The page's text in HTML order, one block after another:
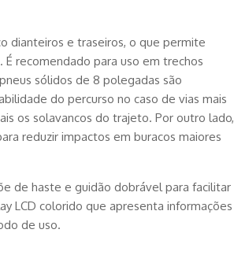
dianteiros e traseiros, o que permite
É recomendado para uso em trechos
sólidos de 8 polegadas são
do percurso no caso de vias mais
os solavancos do trajeto. Por outro lado,
reduzir impactos em buracos maiores
de haste e guidão dobrável para facilitar
LCD colorido que apresenta informações
de uso.